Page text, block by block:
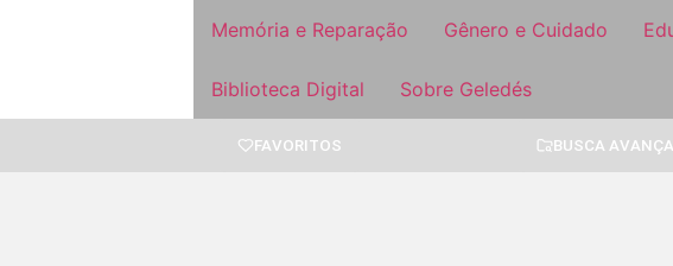
Memória e Reparação Gênero e Cuidado
Biblioteca Digital Sobre Geledés
FAVORITOS BUSCA